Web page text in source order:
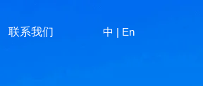
联系我们 中 | En